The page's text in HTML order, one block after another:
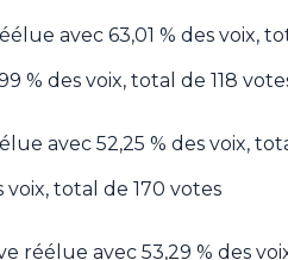
avec 63,01 % des voix,
% des voix, total de 118
avec 52,25 % des voix,
voix, total de 170 votes
réélue avec 53,29 % des